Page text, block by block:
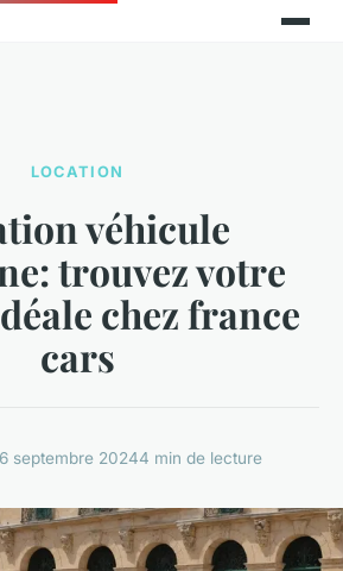
LOCATION
véhicule
trouvez votre
chez france
cars
septembre 20244 min de lecture